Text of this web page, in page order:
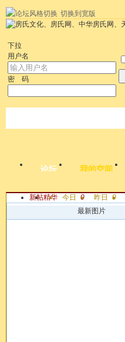
切换到宽版
下拉
用户名
密 码
论坛 我的空间
新帖精华 今日 0 昨日 0
最新图片